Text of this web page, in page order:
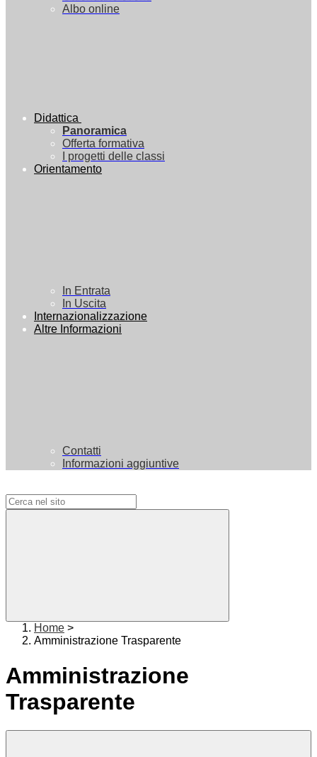
Albo online
Didattica
Panoramica
Offerta formativa
I progetti delle classi
Orientamento
In Entrata
In Uscita
Internazionalizzazione
Altre Informazioni
Contatti
Informazioni aggiuntive
Home >
Amministrazione Trasparente
Amministrazione
Trasparente